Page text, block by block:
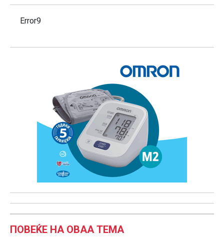
Error9
ПОВЕЌЕ НА ОВАА ТЕМА